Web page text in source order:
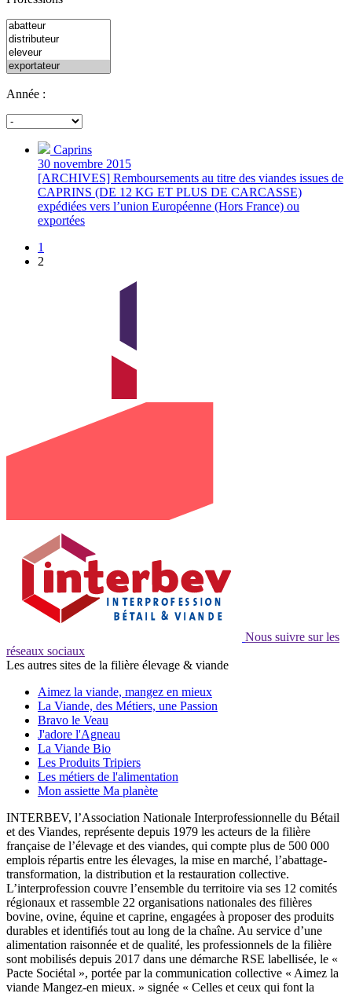
Année :
Caprins
30 novembre 2015
[ARCHIVES] Remboursements au titre des viandes issues de
CAPRINS (DE 12 KG ET PLUS DE CARCASSE)
expédiées vers l’union Européenne (Hors France) ou
exportées
1
2
Nous suivre sur les
réseaux sociaux
Les autres sites de la filière élevage & viande
Aimez la viande, mangez en mieux
La Viande, des Métiers, une Passion
Bravo le Veau
J'adore l'Agneau
La Viande Bio
Les Produits Tripiers
Les métiers de l'alimentation
Mon assiette Ma planète
INTERBEV, l’Association Nationale Interprofessionnelle du Bétail
et des Viandes, représente depuis 1979 les acteurs de la filière
française de l’élevage et des viandes, qui compte plus de 500 000
emplois répartis entre les élevages, la mise en marché, l’abattage-
transformation, la distribution et la restauration collective.
L’interprofession couvre l’ensemble du territoire via ses 12 comités
régionaux et rassemble 22 organisations nationales des filières
bovine, ovine, équine et caprine, engagées à proposer des produits
durables et identifiés tout au long de la chaîne. Au service d’une
alimentation raisonnée et de qualité, les professionnels de la filière
sont mobilisés depuis 2017 dans une démarche RSE labellisée, le «
Pacte Sociétal », portée par la communication collective « Aimez la
viande Mangez-en mieux. » signée « Celles et ceux qui font la